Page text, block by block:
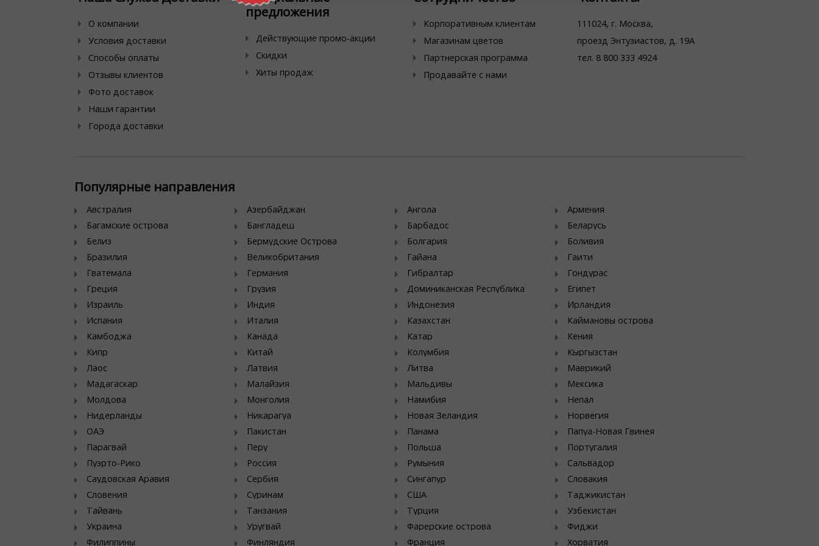
О компании
Условия доставки
Способы оплаты
Отзывы клиентов
Фото доставок
Наши гарантии
Города доставки
предложения
Действующие промо-акции
Скидки
Хиты продаж
Корпоративным клиентам
Магазинам цветов
Партнерская программа
Продавайте с нами
111024, г. Москва,
проезд Энтузиастов, д. 19А
тел. 8 800 333 4924
Популярные направления
Австралия Азербайджан Ангола
Армения
Багамские острова
Бангладеш Барбадос
Беларусь
Белиз
Бермудские Острова Болгария
Боливия
Бразилия
Великобритания Гайана
Гаити
Гватемала
Германия Гибралтар
Гондурас
Греция
Грузия Доминиканская Республика
Египет
Израиль
Индия Индонезия
Ирландия
Испания
Италия Казахстан
Каймановы острова
Камбоджа
Канада Катар
Кения
Кипр
Китай Колумбия
Кыргызстан
Лаос
Латвия Литва
Маврикий
Мадагаскар
Малайзия Мальдивы
Мексика
Молдова
Монголия Намибия
Непал
Нидерланды
Никарагуа Новая Зеландия
Норвегия
ОАЭ
Пакистан Панама
Папуа-Новая Гвинея
Парагвай
Перу Польша
Португалия
Пуэрто-Рико
Россия Румыния
Сальвадор
Саудовская Аравия
Сербия Сингапур
Словакия
Словения
Суринам США
Таджикистан
Тайвань
Танзания Турция
Узбекистан
Украина
Уругвай Фарерские острова
Фиджи
Филиппины
Финляндия Франция Хорватия